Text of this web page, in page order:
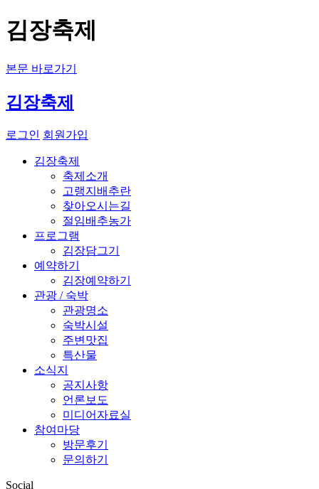
김장축제
본문 바로가기
김장축제
로그인 회원가입
김장축제
축제소개
고랭지배추란
찾아오시는길
절임배추농가
프로그램
김장담그기
예약하기
김장예약하기
관광 / 숙박
관광명소
숙박시설
주변맛집
특산물
소식지
공지사항
언론보도
미디어자료실
참여마당
방문후기
문의하기
Social